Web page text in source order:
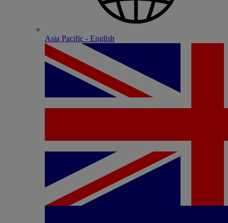
Asia Pacific - English